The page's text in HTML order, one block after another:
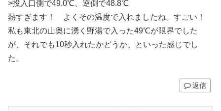
>投入口側で49.0℃、逆側で48.8℃
熱すぎます！ よくその温度で入れましたね。すごい！
私も東北の山奥に湧く野湯で入った49℃が限界でした
が、それでも10秒入れたかどうか、といった感じでし
た。
返信